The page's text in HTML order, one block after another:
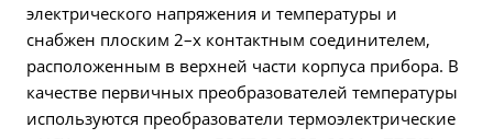
электрического напряжения и температуры и
снабжен плоским 2–х контактным соединителем,
расположенным в верхней части корпуса прибора. В
качестве первичных преобразователей температуры
используются преобразователи термоэлектрические